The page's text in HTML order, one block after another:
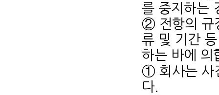
를 중지하는
② 전항의 규
류 및 기간
하는 바에
① 회사는 사
다.